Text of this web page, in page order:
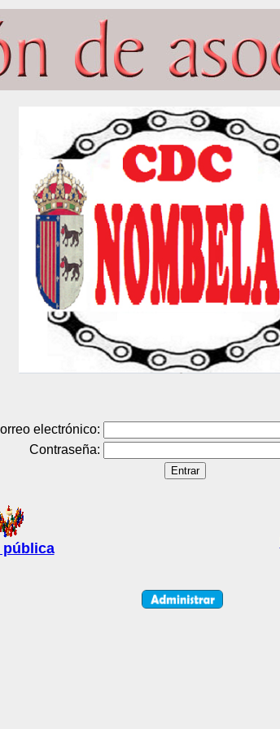
electrónico:
Contraseña:
pública